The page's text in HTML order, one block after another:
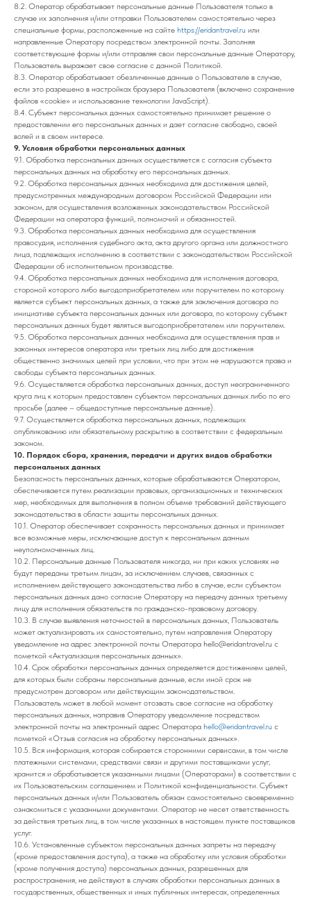
8.2. Оператор обрабатывает персональные данные Пользователя только в
случае их заполнения и/или отправки Пользователем самостоятельно через
специальные формы, расположенные на сайте https://eridantravel.ru или
направленные Оператору посредством электронной почты. Заполняя
соответствующие формы и/или отправляя свои персональные данные Оператору,
Пользователь выражает свое согласие с данной Политикой.
8.3. Оператор обрабатывает обезличенные данные о Пользователе в случае,
если это разрешено в настройках браузера Пользователя (включено сохранение
файлов «cookie» и использование технологии JavaScript).
8.4. Субъект персональных данных самостоятельно принимает решение о
предоставлении его персональных данных и дает согласие свободно, своей
волей и в своем интересе.
9. Условия обработки персональных данных
9.1. Обработка персональных данных осуществляется с согласия субъекта
персональных данных на обработку его персональных данных.
9.2. Обработка персональных данных необходима для достижения целей,
предусмотренных международным договором Российской Федерации или
законом, для осуществления возложенных законодательством Российской
Федерации на оператора функций, полномочий и обязанностей.
9.3. Обработка персональных данных необходима для осуществления
правосудия, исполнения судебного акта, акта другого органа или должностного
лица, подлежащих исполнению в соответствии с законодательством Российской
Федерации об исполнительном производстве.
9.4. Обработка персональных данных необходима для исполнения договора,
стороной которого либо выгодоприобретателем или поручителем по которому
является субъект персональных данных, а также для заключения договора по
инициативе субъекта персональных данных или договора, по которому субъект
персональных данных будет являться выгодоприобретателем или поручителем.
9.5. Обработка персональных данных необходима для осуществления прав и
законных интересов оператора или третьих лиц либо для достижения
общественно значимых целей при условии, что при этом не нарушаются права и
свободы субъекта персональных данных.
9.6. Осуществляется обработка персональных данных, доступ неограниченного
круга лиц к которым предоставлен субъектом персональных данных либо по его
просьбе (далее – общедоступные персональные данные).
9.7. Осуществляется обработка персональных данных, подлежащих
опубликованию или обязательному раскрытию в соответствии с федеральным
законом.
10. Порядок сбора, хранения, передачи и других видов обработки
персональных данных
Безопасность персональных данных, которые обрабатываются Оператором,
обеспечивается путем реализации правовых, организационных и технических
мер, необходимых для выполнения в полном объеме требований действующего
законодательства в области защиты персональных данных.
10.1. Оператор обеспечивает сохранность персональных данных и принимает
все возможные меры, исключающие доступ к персональным данным
неуполномоченных лиц.
10.2. Персональные данные Пользователя никогда, ни при каких условиях не
будут переданы третьим лицам, за исключением случаев, связанных с
исполнением действующего законодательства либо в случае, если субъектом
персональных данных дано согласие Оператору на передачу данных третьему
лицу для исполнения обязательств по гражданско-правовому договору.
10.3. В случае выявления неточностей в персональных данных, Пользователь
может актуализировать их самостоятельно, путем направления Оператору
уведомление на адрес электронной почты Оператора hello@eridantravel.ru с
пометкой «Актуализация персональных данных».
10.4. Срок обработки персональных данных определяется достижением целей,
для которых были собраны персональные данные, если иной срок не
предусмотрен договором или действующим законодательством.
Пользователь может в любой момент отозвать свое согласие на обработку
персональных данных, направив Оператору уведомление посредством
электронной почты на электронный адрес Оператора hello@eridantravel.ru с
пометкой «Отзыв согласия на обработку персональных данных».
10.5. Вся информация, которая собирается сторонними сервисами, в том числе
платежными системами, средствами связи и другими поставщиками услуг,
хранится и обрабатывается указанными лицами (Операторами) в соответствии с
их Пользовательским соглашением и Политикой конфиденциальности. Субъект
персональных данных и/или Пользователь обязан самостоятельно своевременно
ознакомиться с указанными документами. Оператор не несет ответственность
за действия третьих лиц, в том числе указанных в настоящем пункте поставщиков
услуг.
10.6. Установленные субъектом персональных данных запреты на передачу
(кроме предоставления доступа), а также на обработку или условия обработки
(кроме получения доступа) персональных данных, разрешенных для
распространения, не действуют в случаях обработки персональных данных в
государственных, общественных и иных публичных интересах, определенных